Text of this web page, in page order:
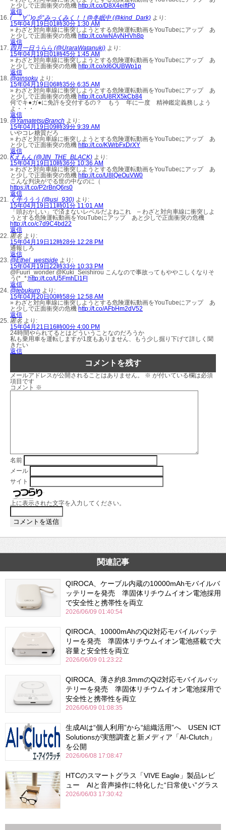
と少しで正面衝突の危機 http://t.co/D8X4eiftP0
返信
( ﾟ∀ﾟ)o彡°みっくみく！！@冬眠中 (@kind_Dark) より:
15年04月19日01時30分 1:30 AM
» わざと対向車線に衝突しようとする危険運転動画をYouTubeにアップ あ
と少しで正面衝突の危機 http://t.co/wNAyNHVh8p
返信
四月一日うらら (@UraraWatanuki) より:
15年04月19日01時45分 1:45 AM
» わざと対向車線に衝突しようとする危険運転動画をYouTubeにアップ あ
と少しで正面衝突の危機 http://t.co/xI6OUBWp1p
返信
@ginsoku より:
15年04月19日06時35分 6:35 AM
» わざと対向車線に衝突しようとする危険運転動画をYouTubeにアップ あ
と少しで正面衝突の危機 http://t.co/U8RX5kCb84
何でキ●ガ●に免許を交付するの？ もう 年に一度 精神鑑定義務しよう
よ・・・
返信
@YamatetsuBranch より:
15年04月19日09時39分 9:39 AM
いやコレ糖質だろ
» わざと対向車線に衝突しようとする危険運転動画をYouTubeにアップ あ
と少しで正面衝突の危機 http://t.co/KWrbFxDrXY
返信
Kえもん (@JIN_THE_BLACK) より:
15年04月19日10時36分 10:36 AM
» わざと対向車線に衝突しようとする危険運転動画をYouTubeにアップ あ
と少しで正面衝突の危機 http://t.co/U8lQeOuVW0
こんな判決がでる世の中なのに（
https://t.co/P2rBnQ6rs0
返信
く牛ううう (@usi_930) より:
15年04月19日11時01分 11:01 AM
「頭おかしい」で済まないレベルだよねこれ – わざと対向車線に衝突しよ
うとする危険運転動画をYouTubeにアップ あと少しで正面衝突の危機
http://t.co/c7d9C4bd22
返信
匿名 より:
15年04月19日12時28分 12:28 PM
通報しろ
返信
@Ethel_westside より:
15年04月19日22時33分 10:33 PM
@Fuuri_wonder @Kuki_Seishirou こんなので事故ってもややこしくなりそ
う(*_*;http://t.co/U5FmhLl1Fl
返信
@tebukuro より:
15年04月20日00時58分 12:58 AM
» わざと対向車線に衝突しようとする危険運転動画をYouTubeにアップ あ
と少しで正面衝突の危機 http://t.co/AFbHm2dV52
返信
匿名 より:
15年04月21日16時00分 4:00 PM
24時間やられてるとはどういうことなのだろうか
私も乗用車を運転しますが1度もありません、もう少し掘り下げて詳しく聞
きたい
返信
コメントを残す
メールアドレスが公開されることはありません。 ※ が付いている欄は必須
項目です
コメント ※
名前
メール
サイト
上に表示された文字を入力してください。
関連記事
QIROCA、ケーブル内蔵の10000mAhモバイルバ
ッテリーを発売 準固体リチウムイオン電池採用
で安全性と携帯性を両立
2026/06/09 01:40:54
QIROCA、10000mAhのQi2対応モバイルバッテ
リーを発売 準固体リチウムイオン電池搭載で大
容量と安全性を両立
2026/06/09 01:23:22
QIROCA、薄さ約8.3mmのQi2対応モバイルバッ
テリーを発売 準固体リチウムイオン電池採用で
安全性と携帯性を両立
2026/06/09 01:08:35
生成AIは“個人利用”から“組織活用”へ USEN ICT
Solutionsが実態調査と新メディア「AI-Clutch」
を公開
2026/06/08 17:08:47
HTCのスマートグラス「VIVE Eagle」製品レビ
ュー AIと音声操作に特化した“日常使い”グラス
2026/06/03 17:30:42